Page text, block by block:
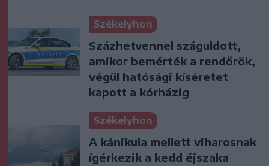
Székelyhon
Százhetvennel száguldott,
amikor bemérték a rendőrök,
végül hatósági kíséretet
kapott a kórházig
Székelyhon
A kánikula mellett viharosnak
ígérkezik a kedd éjszaka